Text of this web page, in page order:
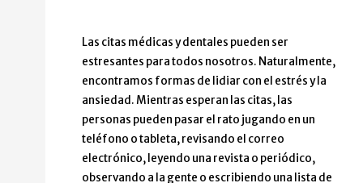
Las citas médicas y dentales pueden ser
estresantes para todos nosotros. Naturalmente,
encontramos formas de lidiar con el estrés y la
ansiedad. Mientras esperan las citas, las
personas pueden pasar el rato jugando en un
teléfono o tableta, revisando el correo
electrónico, leyendo una revista o periódico,
observando a la gente o escribiendo una lista de